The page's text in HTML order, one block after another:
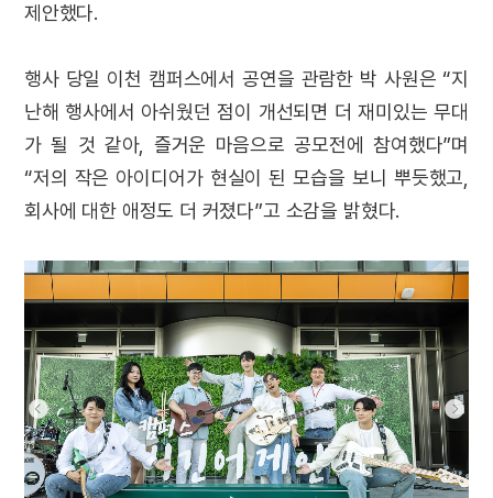
제안했다.
행사 당일 이천 캠퍼스에서 공연을 관람한 박 사원은 “지
난해 행사에서 아쉬웠던 점이 개선되면 더 재미있는 무대
가 될 것 같아, 즐거운 마음으로 공모전에 참여했다”며
“저의 작은 아이디어가 현실이 된 모습을 보니 뿌듯했고,
회사에 대한 애정도 더 커졌다”고 소감을 밝혔다.